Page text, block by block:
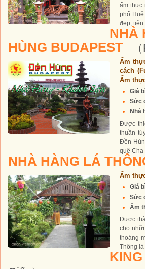
ẩm thực
phố
đẹp,
NHÀ
HÙNG BUDAPEST
Ẩm
cách
Ẩm
Giá
Sức
Nhà
Được
thuần
Đền
quê
NHÀ HÀNG LÁ
Ẩm
Giá
Sức
Ẩm
Được
cho
thoáng
Thông